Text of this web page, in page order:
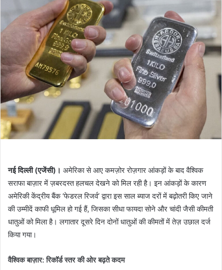
नई दिल्ली (एजेंसी)। अमेरिका से आए कमज़ोर रोज़गार आंकड़ों के बाद वैश्विक
सराफा बाज़ार में ज़बरदस्त हलचल देखने को मिल रही है। इन आंकड़ों के कारण
अमेरिकी केंद्रीय बैंक ‘फेडरल रिजर्व’ द्वारा इस साल ब्याज दरों में बढ़ोतरी किए जाने
की उम्मीदें काफी धूमिल हो गई हैं, जिसका सीधा फायदा सोने और चांदी जैसी कीमती
धातुओं को मिला है। लगातार दूसरे दिन दोनों धातुओं की कीमतों में तेज़ उछाल दर्ज
किया गया।
वैश्विक बाज़ार: रिकॉर्ड स्तर की ओर बढ़ते कदम